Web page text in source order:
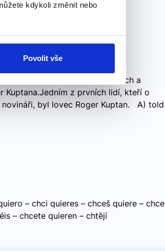
kdykoli změnit nebo
Povolit vše
řešení
talked to journalists about such a
Kuptana.Jedním z prvních lidí, kteří o
byl lovec Roger Kuptan. A) told
– chci quieres – chceš quiere – chce
– chcete quieren – chtějí